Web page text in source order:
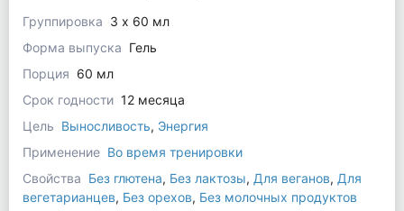
Группировка 3 x 60 мл
Форма выпуска Гель
Порция 60 мл
Срок годности 12 месяца
Цель Выносливость, Энергия
Применение Во время тренировки
Свойства Без глютена, Без лактозы, Для веганов, Для
вегетарианцев, Без орехов, Без молочных продуктов